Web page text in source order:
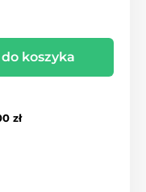
koszyka
zł